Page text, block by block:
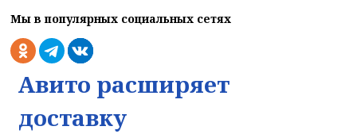
Мы в популярных социальных сетях
Авито расширяет
доставку